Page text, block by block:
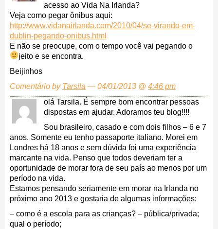
acesso ao Vida Na Irlanda?
Veja como pegar ônibus aqui:
http://www.vidanairlanda.com/2010/04/se-virando-em-
dublin-pegando-onibus.html
E não se preocupe, com o tempo você vai pegando o
jeito e se encontra.
Beijinhos
Comentário by Tarsila — 04/01/2013 @ 4:46 pm
olá Tarsila. É sempre bom encontrar pessoas
dispostas em ajudar. Adoramos teu blog!!!!
Sou brasileiro, casado e com dois filhos – 6 e 7
anos. Somente eu tenho passaporte italiano. Morei em
Londres há 18 anos e sem dúvida foi uma experiência
marcante na vida. Penso que todos deveriam ter a
oportunidade de morar fora de seu país ao menos por um
período na vida.
Estamos pensando seriamente em morar na Irlanda no
próximo ano 2013 e gostaria de algumas informações:
– como é a escola para as crianças? – pública/privada;
qual o período;